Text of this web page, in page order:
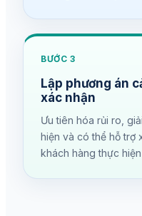
BƯỚC 3
Lập phương án
xác nhận
Ưu tiên hóa rủi ro,
hiện và có thể hỗ trợ
khách hàng thực